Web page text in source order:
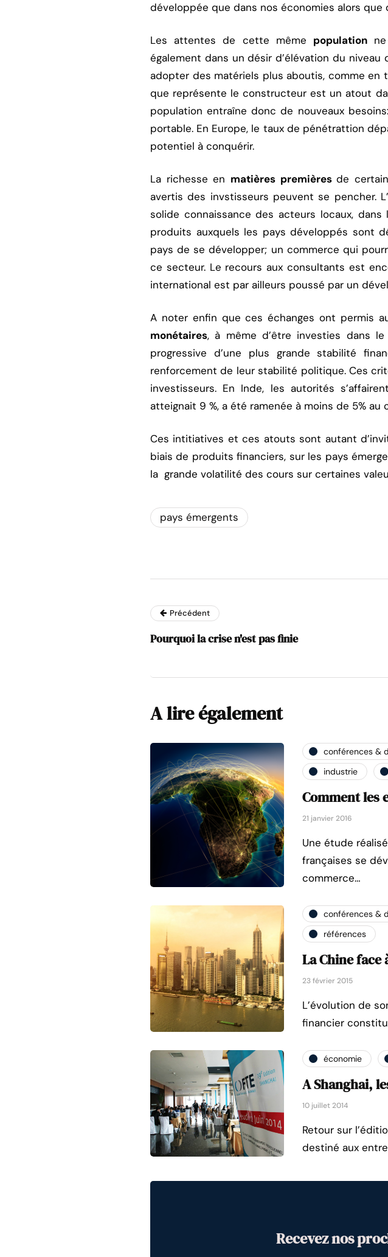
développée que dans nos économies alors que
Les attentes de cette même population
également dans un désir d’élévation du
adopter des matériels plus aboutis, comme en
que représente le constructeur est un atout
population entraîne donc de nouveaux
portable. En Europe, le taux de pénétrattion
potentiel à conquérir.
La richesse en matières premièresde
avertis des invstisseurs peuvent se pencher.
solide connaissance des acteurs locaux,
produits auxquels les pays développés sont
pays de se développer; un commerce qui
ce secteur. Le recours aux consultants est
international est par ailleurs poussé par un
A noter enfin que ces échanges ont permis
monétaires, à même d’être investies dans
progressive d’une plus grande stabilité
renforcement de leur stabilité politique. Ces
investisseurs. En Inde, les autorités
atteignait 9 %, a été ramenée à moins de 5%
Ces intitiatives et ces atouts sont autant
biais de produits financiers, sur les pays
la grande volatilité des cours sur certaines
pays émergents
Précédent
Pourquoi la crise n'est pas finie
A lire également
conférences &
industrie
Comment les
21 janvier 2016
Une étude
françaises se
commerce…
conférences &
références
La Chine face
23 février 2015
L’évolution de
financier
économie
A Shanghai,
10 juillet 2014
Retour sur
destiné aux
Recevez nos